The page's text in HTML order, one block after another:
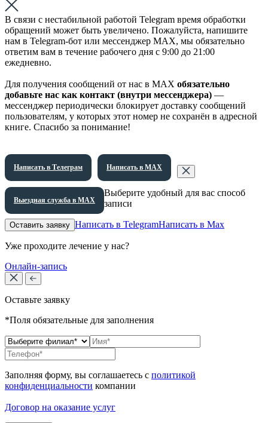
В связи с нестабильной работой Telegram время обработки
обращений может быть увеличено. Пожалуйста, напишите
нам в Telegram-бот или мессенджер МАХ, мы обязательно
ответим вам в течение рабочего дня с 9:00 до 21:00
ежедневно.
Для получения сообщений от нас в МАХ обязательно
добавьте нас как контакт (внутри мессенджера) —
мессенджер периодически блокирует доставку сообщений
пользователям, у которых этот номер не сохранён в адресной
книге. Спасибо за понимание!
Написать в Телеграм Написать в МАХ
Выездная служба в МАХ
Выберите удобный для вас способ
записи
Оставить заявку Написать в TelegramНаписать в Max
Уже проходите лечение у нас?
Онлайн-запись
Оставьте заявку
*Поля обязательные для заполнения
Заполняя форму, вы соглашаетесь с политикой
конфиденциальности компании
Договор на оказание услуг